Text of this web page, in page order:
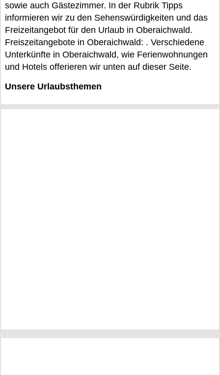
sowie auch Gästezimmer. In der Rubrik Tipps
informieren wir zu den Sehenswürdigkeiten und das
Freizeitangebot für den Urlaub in Oberaichwald.
Freiszeitangebote in Oberaichwald: . Verschiedene
Unterkünfte in Oberaichwald, wie Ferienwohnungen
und Hotels offerieren wir unten auf dieser Seite.
Unsere Urlaubsthemen